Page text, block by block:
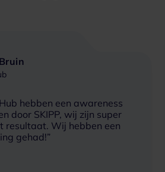
hebben een awareness
door SKIPP, wij zijn super
resultaat. Wij hebben een
gehad!”